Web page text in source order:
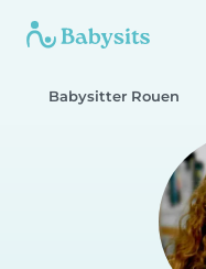
Babysitter Rouen